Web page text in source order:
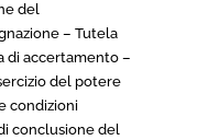
del
– Tutela
di accertamento –
del potere
condizioni
conclusione del